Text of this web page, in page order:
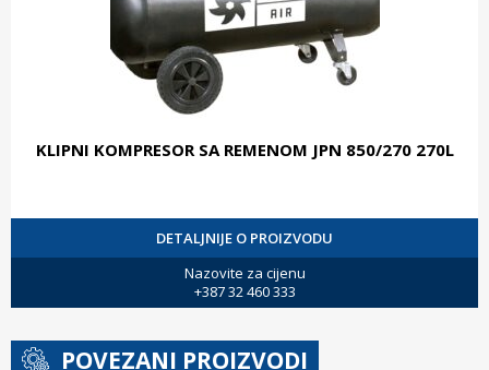
KLIPNI KOMPRESOR SA REMENOM JPN 850/270 270L
DETALJNIJE O PROIZVODU
Nazovite za cijenu
+387 32 460 333
POVEZANI PROIZVODI